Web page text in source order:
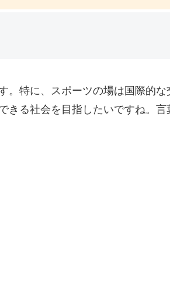
。特に、スポーツの場は国際的な
きる社会を目指したいですね。言